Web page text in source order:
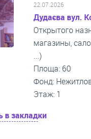
22.07.2026
Дудаєва вул.
Открытого
магазины,
...)
Площа: 60
Фонд:
Этаж: 1
в закладки